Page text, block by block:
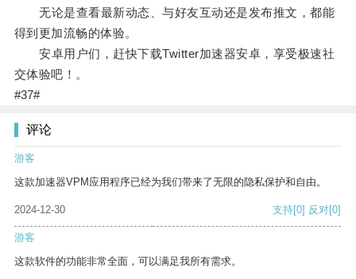
无论是查看最新动态、与好友互动还是发布推文，都能
得到更加流畅的体验。
安卓用户们，赶快下载Twitter加速器安卓，享受极速社
交体验吧！。
#37#
评论
游客
这款加速器VPM应用程序已经为我们带来了无限的隐私保护和自由。
2024-12-30 支持[0] 反对[0]
游客
这款软件的功能非常全面，可以满足我所有需求。